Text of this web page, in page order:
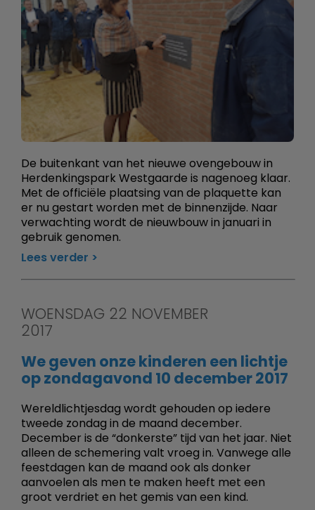
De buitenkant van het nieuwe ovengebouw in
Herdenkingspark Westgaarde is nagenoeg klaar.
Met de officiële plaatsing van de plaquette kan
er nu gestart worden met de binnenzijde. Naar
verwachting wordt de nieuwbouw in januari in
gebruik genomen.
Lees verder
WOENSDAG 22 NOVEMBER
2017
We geven onze kinderen een lichtje
op zondagavond 10 december 2017
Wereldlichtjesdag wordt gehouden op iedere
tweede zondag in de maand december.
December is de “donkerste” tijd van het jaar. Niet
alleen de schemering valt vroeg in. Vanwege alle
feestdagen kan de maand ook als donker
aanvoelen als men te maken heeft met een
groot verdriet en het gemis van een kind.